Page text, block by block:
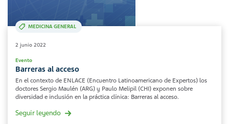
MEDICINA GENERAL
2 junio 2022
Evento
Barreras al acceso
En el contexto de ENLACE (Encuentro Latinoamericano de Expertos) los
doctores Sergio Maulén (ARG) y Paulo Melipil (CHI) exponen sobre
diversidad e inclusión en la práctica clínica: Barreras al acceso.
Seguir leyendo